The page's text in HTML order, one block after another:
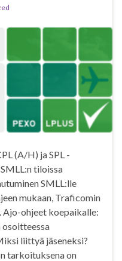
(A/H) ja SPL -
tiloissa
SMLL:lle
mukaan, Traficomin
ohjeet koepaikalle:
osoitteessa
liittyä jäseneksi?
tarkoituksena on